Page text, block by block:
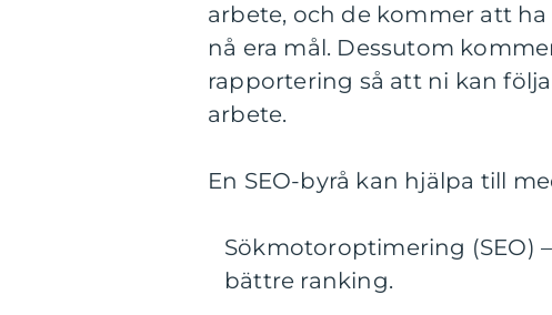
arbete, och de kommer att
nå era mål. Dessutom
rapportering så att ni kan
arbete.
En SEO-byrå kan hjälpa till
Sökmotoroptimering (SEO)
bättre ranking.